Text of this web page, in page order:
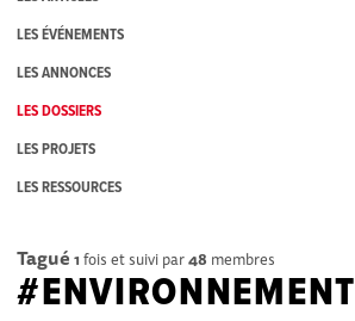
LES ÉVÉNEMENTS
LES ANNONCES
LES DOSSIERS
LES PROJETS
LES RESSOURCES
Tagué 1 fois et suivi par48 membres
#ENVIRONNEMENT